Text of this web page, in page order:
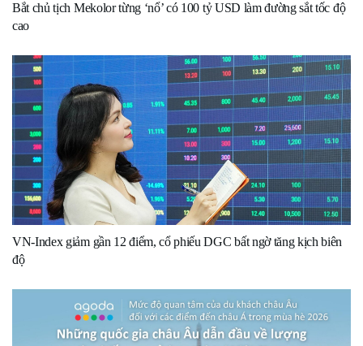
Bắt chủ tịch Mekolor từng ‘nổ’ có 100 tỷ USD làm đường sắt tốc độ
cao
VN-Index giảm gần 12 điểm, cổ phiếu DGC bất ngờ tăng kịch biên
độ